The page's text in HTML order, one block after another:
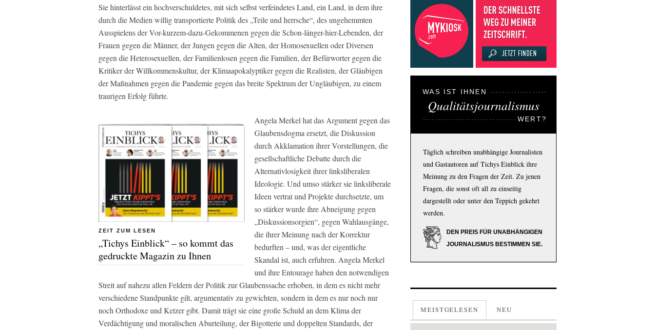
Sie hinterlässt ein hochverschuldetes, mit sich selbst verfeindetes Land, ein Land, in dem ihre
durch die Medien willig transportierte Politik des „Teile und herrsche“, des ungehemmten
Ausspielens der Vor-kurzem-dazu-Gekommenen gegen die Schon-länger-hier-Lebenden, der
Frauen gegen die Männer, der Jungen gegen die Alten, der Homosexuellen oder Diversen
gegen die Heterosexuellen, der Familienlosen gegen die Familien, der Befürworter gegen die
Kritiker der Willkommenskultur, der Klimaapokalyptiker gegen die Realisten, der Gläubigen
der Maßnahmen gegen die Pandemie gegen das breite Spektrum der Ungläubigen, zu einem
traurigen Erfolg führte.
ZEIT ZUM LESEN
„Tichys Einblick“ – so kommt das
gedruckte Magazin zu Ihnen
Angela Merkel hat das Argument gegen das
Glaubensdogma ersetzt, die Diskussion
durch Akklamation ihrer Vorstellungen, die
gesellschaftliche Debatte durch die
Alternativlosigkeit ihrer linksliberalen
Ideologie. Und umso stärker sie linksliberale
Ideen vertrat und Projekte durchsetzte, um
so stärker wurde ihre Abneigung gegen
„Diskussionsorgien“, gegen Wahlausgänge,
die ihrer Meinung nach der Korrektur
bedurften – und, was der eigentliche
Skandal ist, auch erfuhren. Angela Merkel
und ihre Entourage haben den notwendigen
Streit auf nahezu allen Feldern der Politik zur Glaubenssache erhoben, in dem es nicht mehr
verschiedene Standpunkte gilt, argumentativ zu gewichten, sondern in dem es nur noch nur
noch Orthodoxe und Ketzer gibt. Damit trägt sie eine große Schuld an dem Klima der
Verdächtigung und moralischen Aburteilung, der Bigotterie und doppelten Standards, der
WAS IST IHNEN
Qualitätsjournalismus
WERT?
Täglich schreiben unabhängige Journalisten
und Gastautoren auf Tichys Einblick ihre
Meinung zu den Fragen der Zeit. Zu jenen
Fragen, die sonst oft all zu einseitig
dargestellt oder unter den Teppich gekehrt
werden.
DEN PREIS FÜR UNABHÄNGIGEN
JOURNALISMUS BESTIMMEN SIE.
MEISTGELESEN NEU